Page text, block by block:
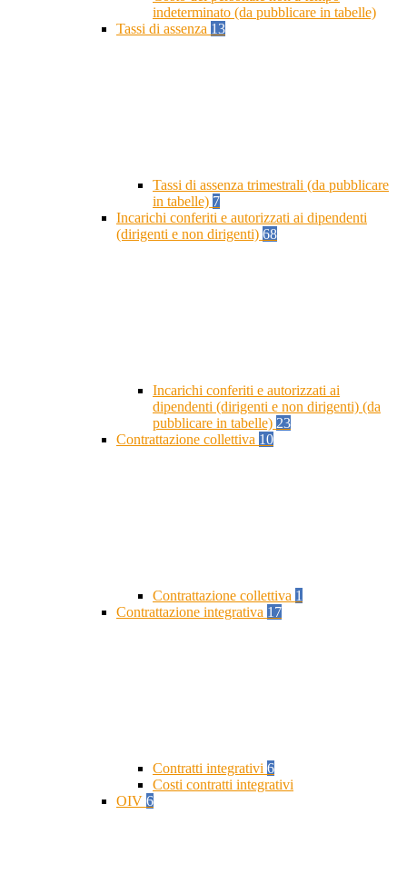
indeterminato (da pubblicare in tabelle)
Tassi di assenza 13
Tassi di assenza trimestrali (da pubblicare
in tabelle) 7
Incarichi conferiti e autorizzati ai dipendenti
(dirigenti e non dirigenti) 68
Incarichi conferiti e autorizzati ai
dipendenti (dirigenti e non dirigenti) (da
pubblicare in tabelle) 23
Contrattazione collettiva 10
Contrattazione collettiva 1
Contrattazione integrativa 17
Contratti integrativi 6
Costi contratti integrativi
OIV 6